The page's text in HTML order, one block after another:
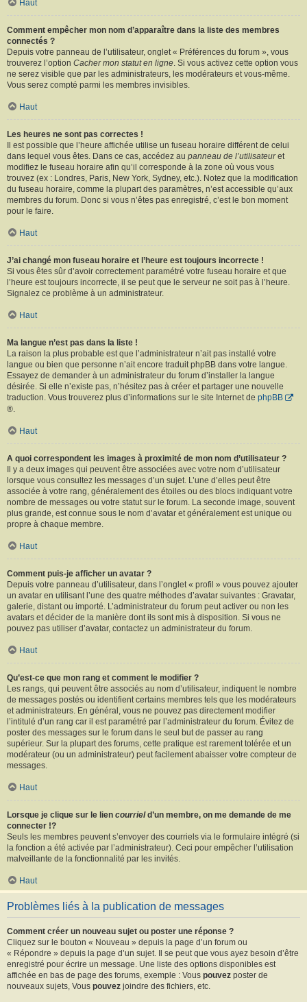
Haut
Comment empêcher mon nom d’apparaître dans la liste des membres
connectés ?
Depuis votre panneau de l’utilisateur, onglet « Préférences du forum », vous
trouverez l’option Cacher mon statut en ligne. Si vous activez cette option vous
ne serez visible que par les administrateurs, les modérateurs et vous-même.
Vous serez compté parmi les membres invisibles.
Haut
Les heures ne sont pas correctes !
Il est possible que l’heure affichée utilise un fuseau horaire différent de celui
dans lequel vous êtes. Dans ce cas, accédez au panneau de l’utilisateuret
modifiez le fuseau horaire afin qu’il corresponde à la zone où vous vous
trouvez (ex : Londres, Paris, New York, Sydney, etc.). Notez que la modification
du fuseau horaire, comme la plupart des paramètres, n’est accessible qu’aux
membres du forum. Donc si vous n’êtes pas enregistré, c’est le bon moment
pour le faire.
Haut
J’ai changé mon fuseau horaire et l’heure est toujours incorrecte !
Si vous êtes sûr d’avoir correctement paramétré votre fuseau horaire et que
l’heure est toujours incorrecte, il se peut que le serveur ne soit pas à l’heure.
Signalez ce problème à un administrateur.
Haut
Ma langue n’est pas dans la liste !
La raison la plus probable est que l’administrateur n’ait pas installé votre
langue ou bien que personne n’ait encore traduit phpBB dans votre langue.
Essayez de demander à un administrateur du forum d’installer la langue
désirée. Si elle n’existe pas, n’hésitez pas à créer et partager une nouvelle
traduction. Vous trouverez plus d’informations sur le site Internet de phpBB
®.
Haut
A quoi correspondent les images à proximité de mon nom d’utilisateur ?
Il y a deux images qui peuvent être associées avec votre nom d’utilisateur
lorsque vous consultez les messages d’un sujet. L’une d’elles peut être
associée à votre rang, généralement des étoiles ou des blocs indiquant votre
nombre de messages ou votre statut sur le forum. La seconde image, souvent
plus grande, est connue sous le nom d’avatar et généralement est unique ou
propre à chaque membre.
Haut
Comment puis-je afficher un avatar ?
Depuis votre panneau d’utilisateur, dans l’onglet « profil » vous pouvez ajouter
un avatar en utilisant l’une des quatre méthodes d’avatar suivantes : Gravatar,
galerie, distant ou importé. L’administrateur du forum peut activer ou non les
avatars et décider de la manière dont ils sont mis à disposition. Si vous ne
pouvez pas utiliser d’avatar, contactez un administrateur du forum.
Haut
Qu’est-ce que mon rang et comment le modifier ?
Les rangs, qui peuvent être associés au nom d’utilisateur, indiquent le nombre
de messages postés ou identifient certains membres tels que les modérateurs
et administrateurs. En général, vous ne pouvez pas directement modifier
l’intitulé d’un rang car il est paramétré par l’administrateur du forum. Évitez de
poster des messages sur le forum dans le seul but de passer au rang
supérieur. Sur la plupart des forums, cette pratique est rarement tolérée et un
modérateur (ou un administrateur) peut facilement abaisser votre compteur de
messages.
Haut
Lorsque je clique sur le lien courrield’un membre, on me demande de me
connecter !?
Seuls les membres peuvent s’envoyer des courriels via le formulaire intégré (si
la fonction a été activée par l’administrateur). Ceci pour empêcher l’utilisation
malveillante de la fonctionnalité par les invités.
Haut
Problèmes liés à la publication de messages
Comment créer un nouveau sujet ou poster une réponse ?
Cliquez sur le bouton « Nouveau » depuis la page d’un forum ou
« Répondre » depuis la page d’un sujet. Il se peut que vous ayez besoin d’être
enregistré pour écrire un message. Une liste des options disponibles est
affichée en bas de page des forums, exemple : Vous pouvez poster de
nouveaux sujets, Vous pouvez joindre des fichiers, etc.